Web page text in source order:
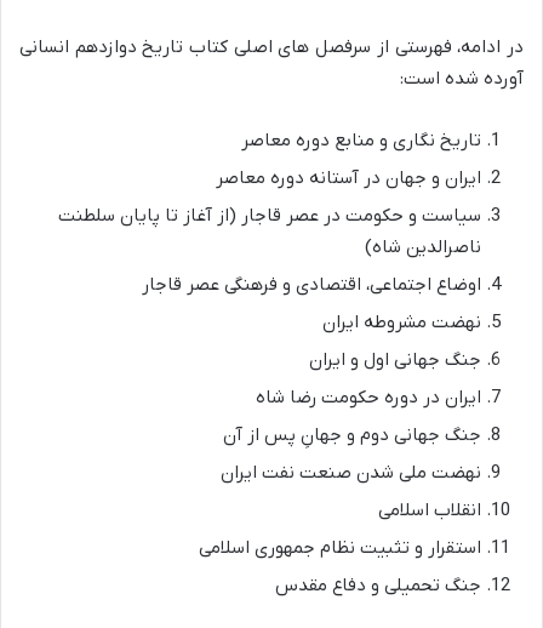
در ادامه، فهرستی از سرفصل های اصلی کتاب تاریخ دوازدهم انسانی
آورده شده است:
تاریخ نگاری و منابع دوره معاصر
ایران و جهان در آستانه دوره معاصر
سیاست و حکومت در عصر قاجار (از آغاز تا پایان سلطنت
ناصرالدین شاه)
اوضاع اجتماعی، اقتصادی و فرهنگی عصر قاجار
نهضت مشروطه ایران
جنگ جهانی اول و ایران
ایران در دوره حکومت رضا شاه
جنگ جهانی دوم و جهانِ پس از آن
نهضت ملی شدن صنعت نفت ایران
انقلاب اسلامی
استقرار و تثبیت نظام جمهوری اسلامی
جنگ تحمیلی و دفاع مقدس